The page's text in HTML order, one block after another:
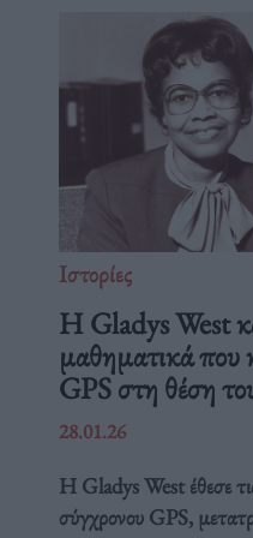
Ιστορίες
Η Gladys West
μαθηματικά που
GPS στη θέση
28.01.26
Η Gladys West έθεσε
σύγχρονου GPS,